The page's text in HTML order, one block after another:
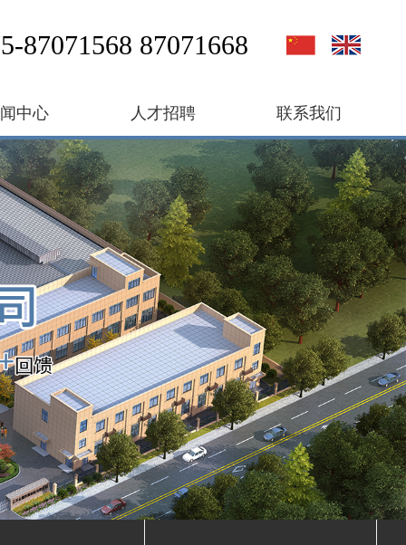
87071568 87071668
中心 人才招聘 联系我们